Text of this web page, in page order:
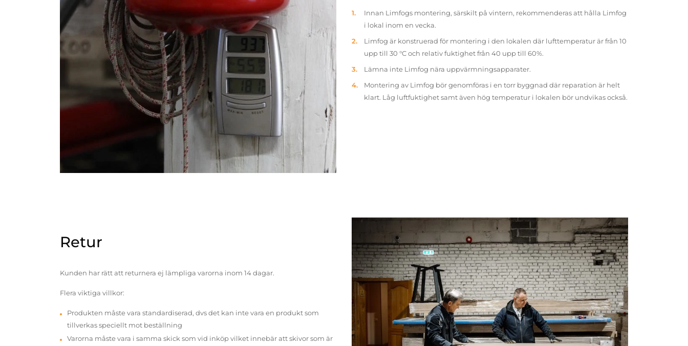
Innan Limfogs montering, särskilt på vintern, rekommenderas att hålla Limfog
i lokal inom en vecka.
Limfog är konstruerad för montering i den lokalen där lufttemperatur är från 10
upp till 30 °C och relativ fuktighet från 40 upp till 60%.
Lämna inte Limfog nära uppvärmningsapparater.
Montering av Limfog bör genomföras i en torr byggnad där reparation är helt
klart. Låg luftfuktighet samt även hög temperatur i lokalen bör undvikas också.
Retur
Kunden har rätt att returnera ej lämpliga varorna inom 14 dagar.
Flera viktiga villkor:
Produkten måste vara standardiserad, dvs det kan inte vara en produkt som
tillverkas speciellt mot beställning
Varorna måste vara i samma skick som vid inköp vilket innebär att skivor som är